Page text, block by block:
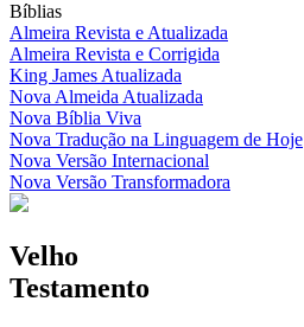
Bíblias
Almeira Revista e Atualizada
Almeira Revista e Corrigida
King James Atualizada
Nova Almeida Atualizada
Nova Bíblia Viva
Nova Tradução na Linguagem de Hoje
Nova Versão Internacional
Nova Versão Transformadora
Velho
Testamento